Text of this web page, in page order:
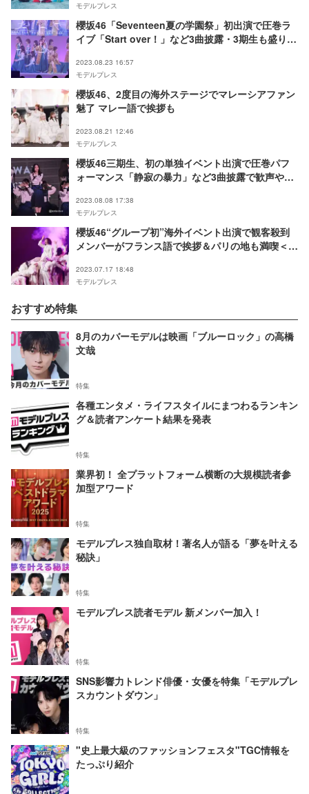
モデルプレス
櫻坂46「Seventeen夏の学園祭」初出演で圧巻ラ
イブ「Start over！」など3曲披露・3期生も盛り上
2023.08.23 16:57
モデルプレス
櫻坂46、2度目の海外ステージでマレーシアファン
魅了 マレー語で挨拶も
2023.08.21 12:46
モデルプレス
櫻坂46三期生、初の単独イベント出演で圧巻パフ
ォーマンス「静寂の暴力」など3曲披露で歓声やま
TGC＞
2023.08.08 17:38
モデルプレス
櫻坂46“グループ初”海外イベント出演で観客殺到
メンバーがフランス語で挨拶＆パリの地も満喫＜
2023.07.17 18:48
モデルプレス
おすすめ特集
8月のカバーモデルは映画「ブルーロック」の高橋
文哉
特集
各種エンタメ・ライフスタイルにまつわるランキン
グ＆読者アンケート結果を発表
特集
業界初！ 全プラットフォーム横断の大規模読者参
加型アワード
特集
モデルプレス独自取材！著名人が語る「夢を叶える
秘訣」
特集
モデルプレス読者モデル 新メンバー加入！
特集
SNS影響力トレンド俳優・女優を特集「モデルプレ
スカウントダウン」
特集
"史上最大級のファッションフェスタ"TGC情報を
たっぷり紹介